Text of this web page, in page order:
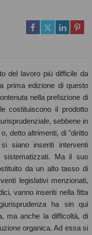
del lavoro più difficile da
prima edizione di questo
nella prefazione di
costituiscono il prodotto
sebbene in
detto altrimenti, di "diritto
siano inseriti interventi
sistematizzati. Ma il suo
da un alto tasso di
legislativi menzionati,
vanno inseriti nella fitta
ha sin qui
ma anche la difficoltà, di
organica. Ad essa si